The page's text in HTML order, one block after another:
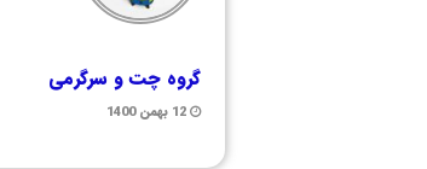
گروه چت و سرگرمی
12 بهمن 1400